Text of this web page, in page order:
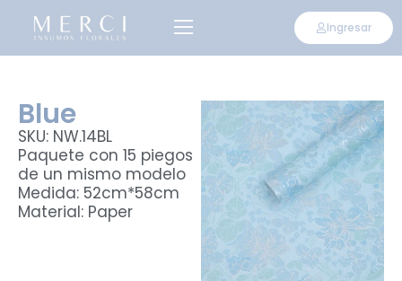
Ingresar
Blue
SKU: NW.14BL
Paquete con 15 piegos
de un mismo modelo
Medida: 52cm*58cm
Material: Paper